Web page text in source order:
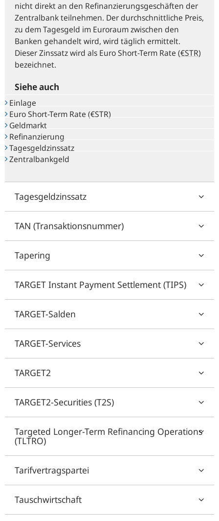
nicht direkt an den Refinanzierungsgeschäften der
Zentralbank teilnehmen. Der durchschnittliche Preis,
zu dem Tagesgeld im Euroraum zwischen den
Banken gehandelt wird, wird täglich ermittelt.
Dieser Zinssatz wird als Euro Short-Term Rate (€STR)
bezeichnet.
Siehe auch
Einlage
Euro Short-Term Rate (€STR)
Geldmarkt
Refinanzierung
Tagesgeldzinssatz
Zentralbankgeld
Tagesgeldzinssatz
TAN (Transaktionsnummer)
Tapering
TARGET Instant Payment Settlement (TIPS)
TARGET-Salden
TARGET-Services
TARGET2
TARGET2-Securities (T2S)
Targeted Longer-Term Refinancing Operations
(TLTRO)
Tarifvertragspartei
Tauschwirtschaft